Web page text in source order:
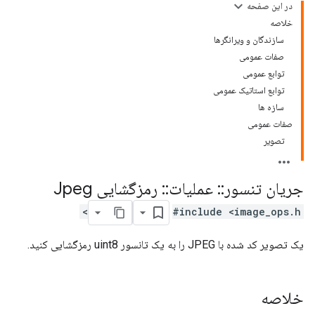
در این صفحه
خلاصه
سازندگان و ویرانگرها
صفات عمومی
توابع عمومی
توابع استاتیک عمومی
سازه ها
صفات عمومی
تصویر
جریان تنسور :: عملیات:: رمزگشایی Jpeg
#include <image_ops.h>
یک تصویر کد شده با JPEG را به یک تانسور uint8 رمزگشایی کنید.
خلاصه